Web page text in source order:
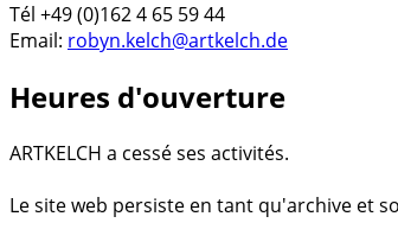
Tél +49 (0)162 4 65 59 44
Email: robyn.kelch@artkelch.de
Heures d'ouverture
ARTKELCH a cessé ses activités.
Le site web persiste en tant qu'archive et